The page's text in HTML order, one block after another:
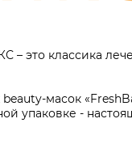
– это классика
масок
упаковке -